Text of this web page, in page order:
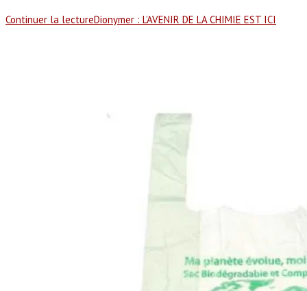
Continuer la lectureDionymer : L’AVENIR DE LA CHIMIE EST ICI